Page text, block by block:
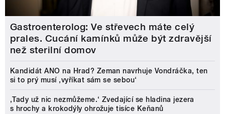
Gastroenterolog: Ve střevech máte celý
prales. Cucání kamínků může být zdravější
než sterilní domov
Kandidát ANO na Hrad? Zeman navrhuje Vondráčka, ten
si to prý musí ‚vyříkat sám se sebou‘
‚Tady už nic nezmůžeme.‘ Zvedající se hladina jezera
s hrochy a krokodýly ohrožuje tisíce Keňanů